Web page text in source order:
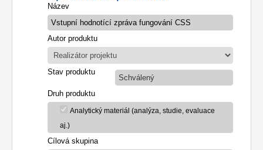
Název
Autor produktu
Stav produktu
Schválený
Druh produktu
Analytický materiál (analýza, studie, evaluace
aj.)
Cílová skupina